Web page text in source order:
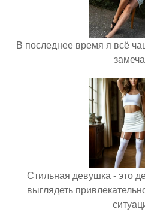
В последнее время я всё
Стильная девушка - это
выглядеть